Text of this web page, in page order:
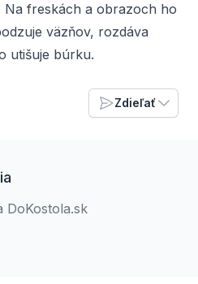
freskách a obrazoch ho
väzňov, rozdáva
utišuje búrku.
Zdieľať
DoKostola.sk